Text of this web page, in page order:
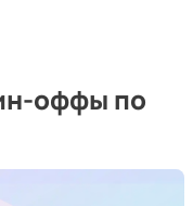
оффы по